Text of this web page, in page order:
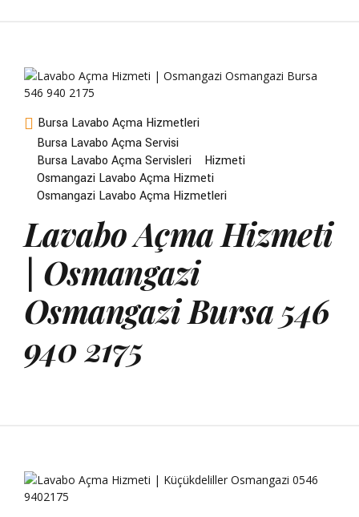
Bursa Lavabo Açma Hizmetleri
Bursa Lavabo Açma Servisi
Bursa Lavabo Açma Servisleri
Hizmeti
Osmangazi Lavabo Açma Hizmeti
Osmangazi Lavabo Açma Hizmetleri
Lavabo Açma Hizmeti
| Osmangazi
Osmangazi Bursa 546
940 2175